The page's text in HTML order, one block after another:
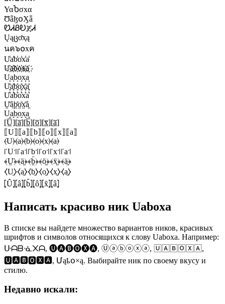
ΥαႦσxα
ƱǟɮօӼǟ
ᏬᏗᏰᎧጀᏗ
Ųąცơҳą
นค๖໐xค
U̾a̾b̾o̾x̾a̾
U҉a҉b҉o҉x҉a҉
U͎a͎b͎o͎x͎a͎
U͓̽a͓̽b͓̽o͓̽x͓̽a͓̽
U͛a͛b͛o͛x͛a͛
Ṳ̊å̤b̤̊o̤̊x̤̊å̤
U͙a͙b͙o͙x͙a͙
[U̲̅][a̲̅][b̲̅][o̲̅][x̲̅][a̲̅]
⟦U⟧⟦a⟧⟦b⟧⟦o⟧⟦x⟧⟦a⟧
⦑U⦒⦑a⦒⦑b⦒⦑o⦒⦑x⦒⦑a⦒
꜍U꜉꜍a꜉꜍b꜉꜍o꜉꜍x꜉꜍a꜉
﴾Ṳ̈﴿﴾ä̤﴿﴾b̤̈﴿﴾ö̤﴿﴾ẍ̤﴿﴾ä̤﴿
⧼U̼⧽⧼a̼⧽⧼b̼⧽⧼o̼⧽⧼x̼⧽⧼a̼⧽
⦏Û⦎⦏â⦎⦏b̂⦎⦏ô⦎⦏x̂⦎⦏â⦎
Написать красиво ник Uaboxa
В списке вы найдете множество вариантов ников, красивых
шрифтов и символов относящихся к слову Uaboxa. Например:
ᑘᗩᗷᓍ᙭ᗩ, 🅤🅐🅑🅞🅧🅐, Ⓤⓐⓑⓞⓧⓐ, 🅄🄰🄱🄾🅇🄰,
🆄🅰🅱🅾🆇🅰, Մąҍօ×ą. Выбирайте ник по своему вкусу и
стилю.
Недавно искали: